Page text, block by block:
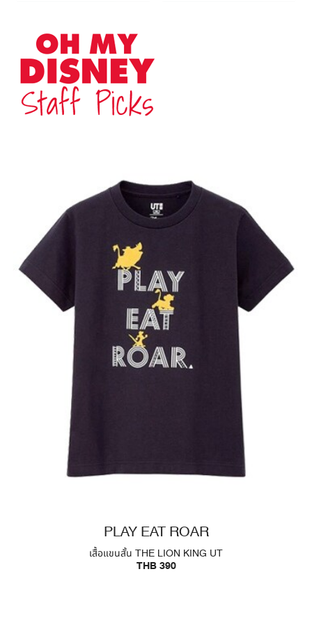
PLAY EAT ROAR
เสื้อแขนสั้น THE LION KING UT
THB 390